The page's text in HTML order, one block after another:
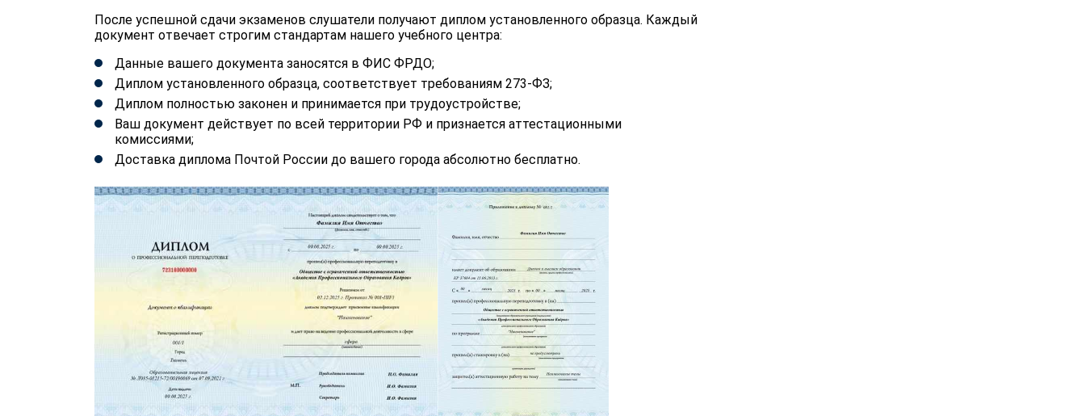
После успешной сдачи экзаменов слушатели получают диплом установленного образца. Каждый
документ отвечает строгим стандартам нашего учебного центра:
Данные вашего документа заносятся в ФИС ФРДО;
Диплом установленного образца, соответствует требованиям 273-ФЗ;
Диплом полностью законен и принимается при трудоустройстве;
Ваш документ действует по всей территории РФ и признается аттестационными
комиссиями;
Доставка диплома Почтой России до вашего города абсолютно бесплатно.